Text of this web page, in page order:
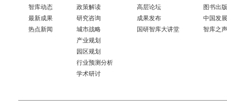
智库动态
最新成果
热点新闻
政策解读
研究咨询
城市战略
产业规划
园区规划
行业预测分析
学术研讨
高层论坛
成果发布
国研智库大讲堂
图书出版
中国发
智库之声